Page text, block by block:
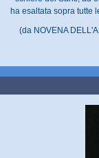
ha esaltata sopra tutte
(da NOVENA